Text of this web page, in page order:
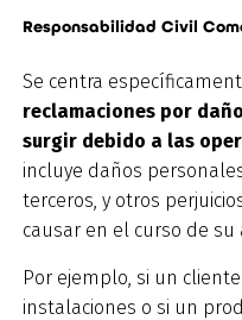
Responsabilidad Civil
Se centra
reclamaciones por
surgir debido a las
incluye daños
terceros, y otros
causar en el curso de su
Por ejemplo, si un
instalaciones o si un